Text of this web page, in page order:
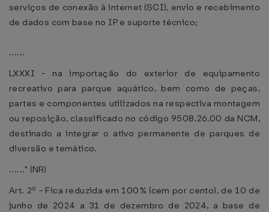
serviços de conexão à internet (SCI), envio e recebimento
de dados com base no IP e suporte técnico;
......
LXXXI - na importação do exterior de equipamento
recreativo para parque aquático, bem como de peças,
partes e componentes utilizados na respectiva montagem
ou reposição, classificado no código 9508.26.00 da NCM,
destinado a integrar o ativo permanente de parques de
diversão e temático.
......" (NR)
Art. 2º - Fica reduzida em 100% (cem por cento), de 10 de
junho de 2024 a 31 de dezembro de 2024, a base de